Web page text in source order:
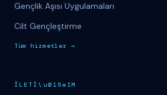
Gençlik Aşısı Uygulamaları
Cilt Gençleştirme
Tüm hizmetler →
İ LET İ \u015eIM